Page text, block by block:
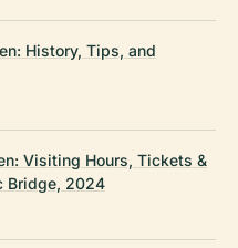
History, Tips, and
Visiting Hours, Tickets &
Bridge, 2024